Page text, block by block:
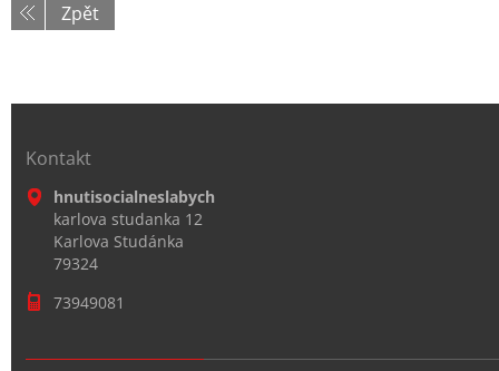
Zpět
Kontakt
hnutisocialneslabych
karlova studanka 12
Karlova Studánka
79324
73949081